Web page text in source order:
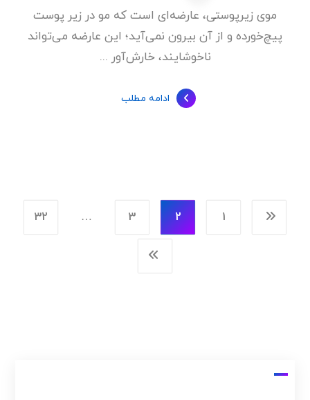
موی زیرپوستی، عارضه‌ای است که مو در زیر پوست
پیچ‌خورده و از آن بیرون نمی‌آید؛ این عارضه می‌تواند
ناخوشایند، خارش‌آور ...
ادامه مطلب
1
2
3
…
32